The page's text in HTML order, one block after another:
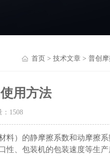
首页 > 技术文章 > 普创
用方法
1508
料）的静摩擦系数和动摩擦
性、包装机的包装速度等生